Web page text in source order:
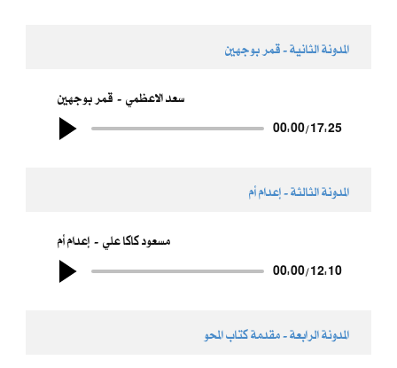
المدونة الثانية - قمر بوجهين
قمر بوجهين سعد الاعظمي
00:00/17:25
المدونة الثالثة - إعدام أم
إعدام أم مسعود كاكا علي
00:00/12:10
المدونة الرابعة - مقدمة كتاب المحو